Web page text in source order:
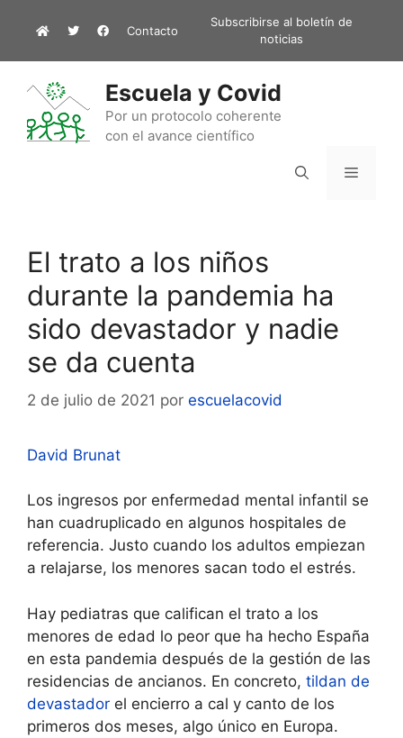
Contacto
Subscribirse al boletín de
noticias
Escuela y Covid
Por un protocolo coherente
con el avance científico
Menú
El trato a los niños
durante la pandemia ha
sido devastador y nadie
se da cuenta
2 de julio de 2021 por escuelacovid
David Brunat
Los ingresos por enfermedad mental infantil se
han cuadruplicado en algunos hospitales de
referencia. Justo cuando los adultos empiezan
a relajarse, los menores sacan todo el estrés.
Hay pediatras que califican el trato a los
menores de edad lo peor que ha hecho España
en esta pandemia después de la gestión de las
residencias de ancianos. En concreto, tildan de
devastador el encierro a cal y canto de los
primeros dos meses, algo único en Europa.